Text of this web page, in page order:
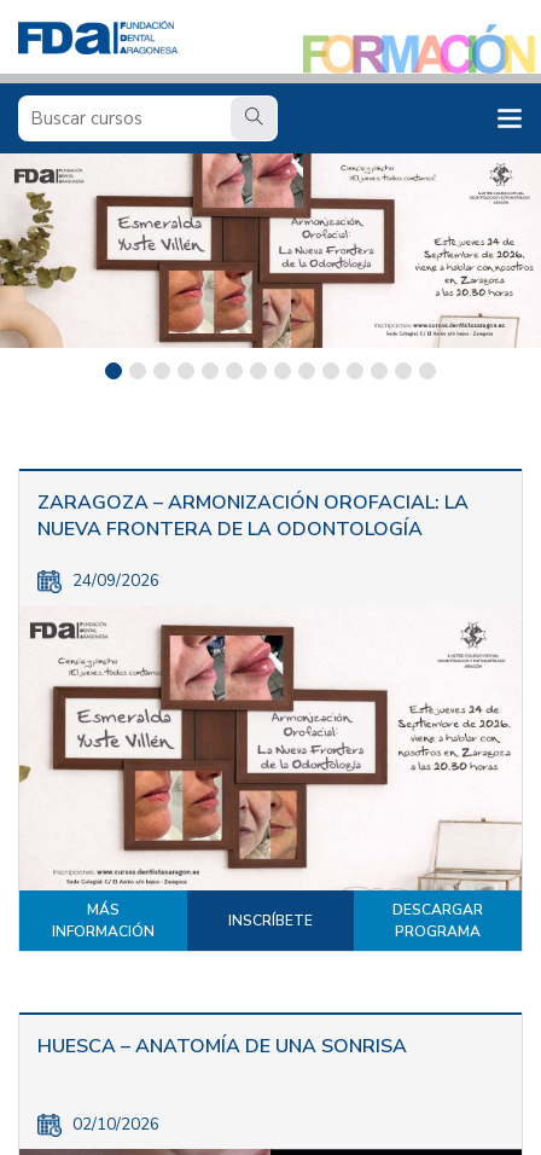
ZARAGOZA – ARMONIZACIÓN OROFACIAL: LA
NUEVA FRONTERA DE LA ODONTOLOGÍA
24/09/2026
MÁS
INFORMACIÓN
INSCRÍBETE
DESCARGAR
PROGRAMA
HUESCA – ANATOMÍA DE UNA SONRISA
02/10/2026